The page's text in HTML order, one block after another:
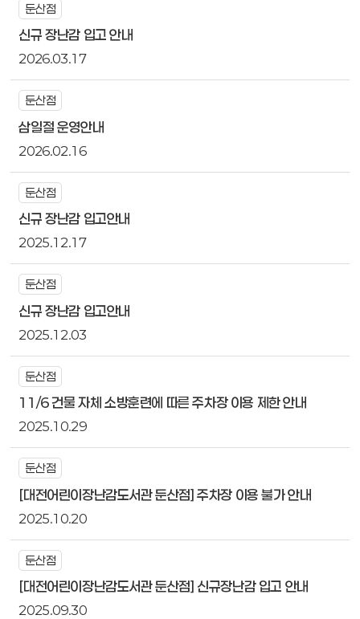
둔산점
신규 장난감 입고 안내
2026.03.17
둔산점
삼일절 운영안내
2026.02.16
둔산점
신규 장난감 입고안내
2025.12.17
둔산점
신규 장난감 입고안내
2025.12.03
둔산점
11/6 건물 자체 소방훈련에 따른 주차장 이용 제한 안내
2025.10.29
둔산점
[대전어린이장난감도서관 둔산점] 주차장 이용 불가 안내
2025.10.20
둔산점
[대전어린이장난감도서관 둔산점] 신규장난감 입고 안내
2025.09.30